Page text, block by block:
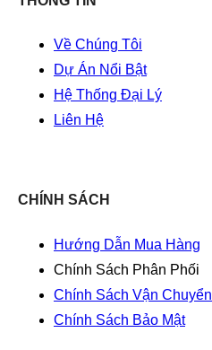
Về Chúng Tôi
Dự Án Nổi Bật
Hệ Thống Đại Lý
Liên Hệ
CHÍNH SÁCH
Hướng Dẫn Mua Hàng
Chính Sách Phân Phối
Chính Sách Vận Chuyển
Chính Sách Bảo Mật